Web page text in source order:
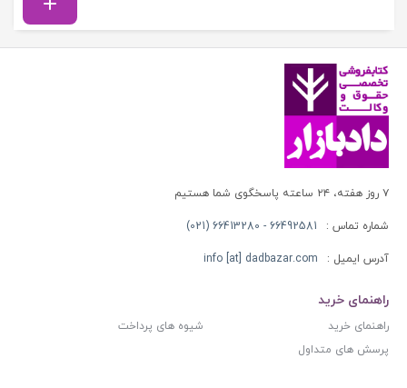
۷ روز هفته، ۲۴ ساعته پاسخگوی شما هستیم
شماره تماس : 66492581 - 66413280 (021)
آدرس ایمیل : info [at] dadbazar.com
راهنمای خرید
راهنمای خرید
شیوه های پرداخت
پرسش های متداول